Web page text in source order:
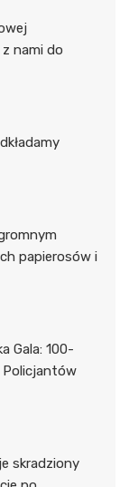
nami do
papierosów i
Gala: 100-
Policjantów
skradziony